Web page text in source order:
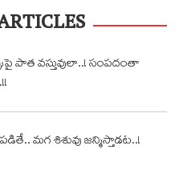
పాత వ‌స్తువులా..! సంప‌దంతా
మ‌గ శిశువు జ‌న్మిస్తాడ‌ట‌..!